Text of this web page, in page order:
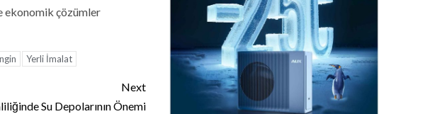
ekonomik çözümler
Yerli İmalat
Next
Su Depolarının Önemi